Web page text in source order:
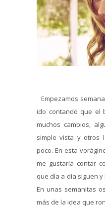
Empezamos
ido contando que el
muchos cambios,
simple vista y otros
poco. En esta
me gustaría contar
que día a día siguen
En unas semanitas
más de la idea que